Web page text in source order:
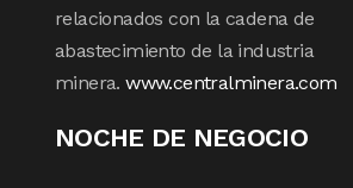
relacionados con la cadena de
abastecimiento de la industria
minera.www.centralminera.com
NOCHE DE NEGOCIO